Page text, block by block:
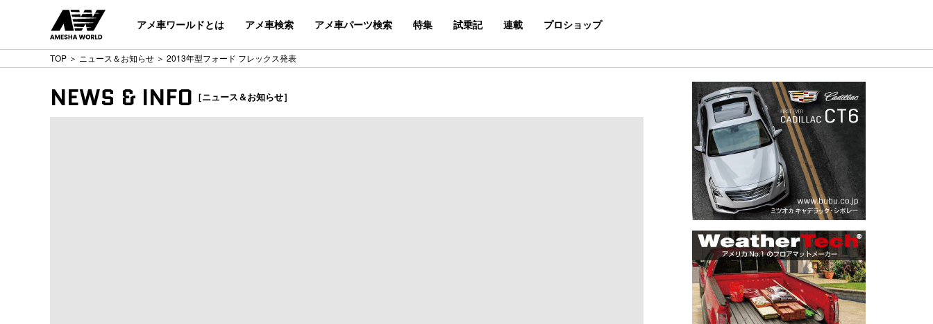
アメ車ワールドとは アメ車検索 アメ車パーツ検索 特集 試乗記 連載 プロショップ
TOP ＞ ニュース＆お知らせ ＞ 2013年型フォード フレックス発表
NEWS & INFO ［ニュース＆お知らせ］